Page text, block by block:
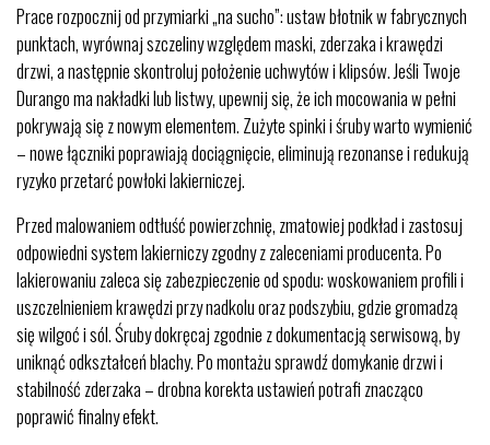
Prace rozpocznij od przymiarki „na sucho”: ustaw błotnik w fabrycznych
punktach, wyrównaj szczeliny względem maski, zderzaka i krawędzi
drzwi, a następnie skontroluj położenie uchwytów i klipsów. Jeśli Twoje
Durango ma nakładki lub listwy, upewnij się, że ich mocowania w pełni
pokrywają się z nowym elementem. Zużyte spinki i śruby warto wymienić
– nowe łączniki poprawiają dociągnięcie, eliminują rezonanse i redukują
ryzyko przetarć powłoki lakierniczej.
Przed malowaniem odtłuść powierzchnię, zmatowiej podkład i zastosuj
odpowiedni system lakierniczy zgodny z zaleceniami producenta. Po
lakierowaniu zaleca się zabezpieczenie od spodu: woskowaniem profili i
uszczelnieniem krawędzi przy nadkolu oraz podszybiu, gdzie gromadzą
się wilgoć i sól. Śruby dokręcaj zgodnie z dokumentacją serwisową, by
uniknąć odkształceń blachy. Po montażu sprawdź domykanie drzwi i
stabilność zderzaka – drobna korekta ustawień potrafi znacząco
poprawić finalny efekt.